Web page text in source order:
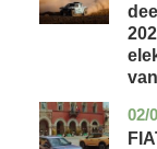
02/